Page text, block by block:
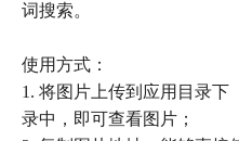
词搜索。
使用方式：
1. 将图片上传到应用目录下
录中，即可查看图片；